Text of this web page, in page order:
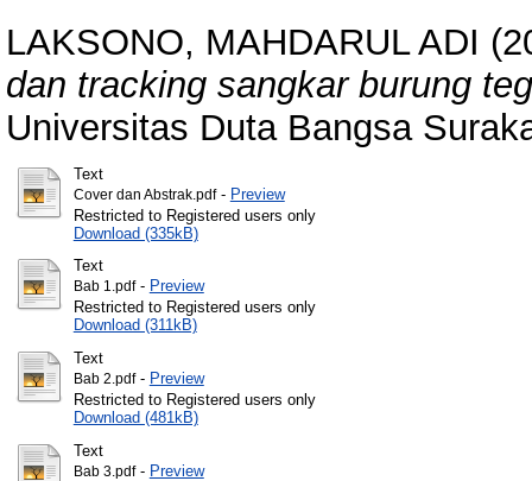
LAKSONO, MAHDARUL ADI
dan tracking sangkar burung
Universitas Duta Bangsa
Text
Cover dan Abstrak.pdf- Preview
Restricted to Registered users only
Download (335kB)
Text
Bab 1.pdf- Preview
Restricted to Registered users only
Download (311kB)
Text
Bab 2.pdf- Preview
Restricted to Registered users only
Download (481kB)
Text
Bab 3.pdf- Preview